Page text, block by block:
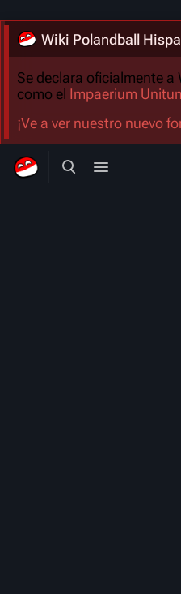
Búsqueda alternativa
Menú
Wiki Polandball
Se declara oficialmente
como el Impaerium
¡Ve a ver nuestro nuevo